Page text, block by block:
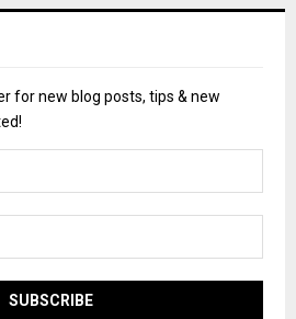
for new blog posts, tips & new